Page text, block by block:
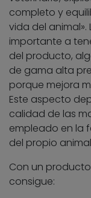
completo y
vida del
importante a
del producto,
de gama alta
porque mejora
Este aspecto
calidad de las
empleado en la
del propio
Con un
consigue: